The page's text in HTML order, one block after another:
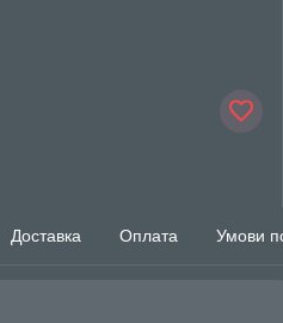
Доставка Оплата Умови